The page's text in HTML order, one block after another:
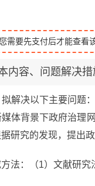
需要先支付后才能查看
内容、问题解决
解决以下主要问题
体背景下政府治理
研究的发现，提出
法：（1）文献研究